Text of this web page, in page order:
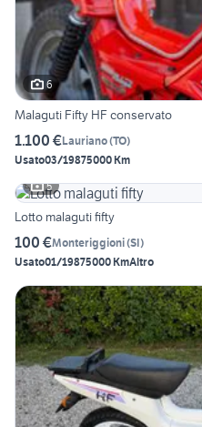
6
Malaguti Fifty HF conservato
1.100 €Lauriano(TO)
Usato03/19875000 Km
5
Lotto malaguti fifty
100 €Monteriggioni(SI)
Usato01/19875000 KmAltro